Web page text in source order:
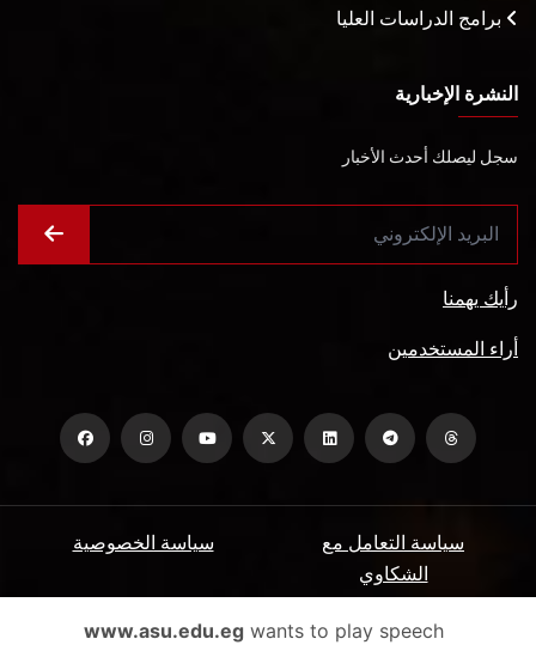
برامج الدراسات العليا
النشرة الإخبارية
سجل ليصلك أحدث الأخبار
رأيك يهمنا
أراء المستخدمين
سياسة الخصوصية
سياسة التعامل مع
الشكاوي
الأسئلة الشائعة ميثاق المتعاملين www.asu.edu.egwants to play speech